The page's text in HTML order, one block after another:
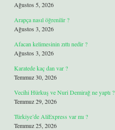
Ağustos 5, 2026
Arapça nasıl öğrenilir ?
Ağustos 3, 2026
Afacan kelimesinin zıttı nedir ?
Ağustos 3, 2026
Karatede kaç dan var ?
Temmuz 30, 2026
Vecihi Hürkuş ve Nuri Demirağ ne yaptı ?
Temmuz 29, 2026
Türkiye’de AliExpress var mı ?
Temmuz 25, 2026